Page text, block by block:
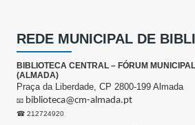
REDE MUNICIPAL DE
BIBLIOTECA CENTRAL – FÓRUM
(ALMADA)
Praça da Liberdade, CP 2800-199 Almada
📧 biblioteca@cm-almada.pt
☎ 212724920